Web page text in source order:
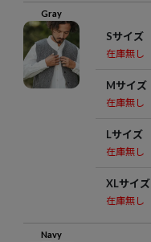
Gray
Sサイズ
在庫無し
Mサイズ
在庫無し
Lサイズ
在庫無し
XLサイズ
在庫無し
Navy